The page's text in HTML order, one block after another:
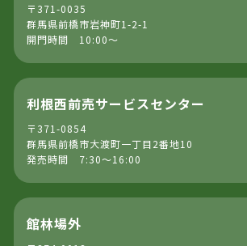
〒371-0035
群馬県前橋市岩神町1-2-1
開門時間 10:00～
利根西前売サービスセンター
〒371-0854
群馬県前橋市大渡町一丁目2番地10
発売時間 7:30～16:00
館林場外